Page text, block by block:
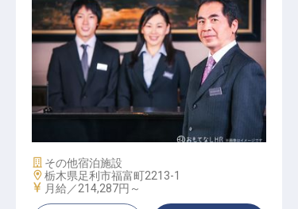
【HOTEL R9 The Yard 足利福富】運
営マネージャー
施設業態
その他宿泊施設
勤務地
栃木県足利市福富町2213-1
給与
月給／214,287円～